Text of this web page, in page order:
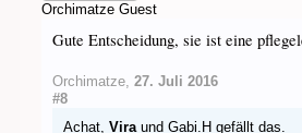
Orchimatze Guest
Gute Entscheidung, sie ist eine
Orchimatze, 27. Juli 2016
#8
Achat,ViraundGabi.H gefällt das.